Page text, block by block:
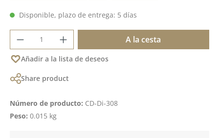
Disponible, plazo de entrega: 5 días
Cantidad del producto: introduce la
A la cesta
Añadir a la lista de deseos
Share product
Número de producto: CD-Di-308
Peso: 0.015 kg